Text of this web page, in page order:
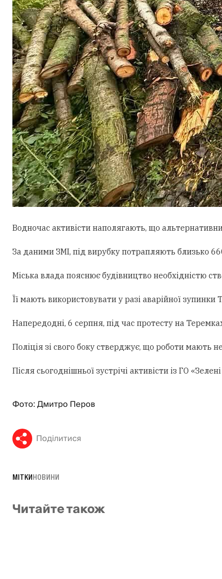
Водночас активісти наполягають, що
За даними ЗМІ, під вирубку потрапляють близько
Міська влада пояснює будівництво необхідністю
Її мають використовувати у разі аварійної
Напередодні, 6 серпня, під час протесту на
Поліція зі свого боку стверджує, що роботи мають
Після сьогоднішньої зустрічі активісти із ГО
Фото: Дмитро Перов
Поділитися
МІТКИНОВИНИ
Читайте також